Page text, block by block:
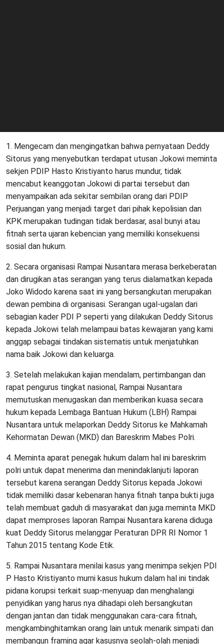
1. Mengecam dan mengingatkan bahwa pernyataan Deddy
Sitorus yang menyebutkan terdapat utusan Jokowi meminta
sekjen PDIP Hasto Kristiyanto harus mundur, tidak
mencabut keanggotan Jokowi di partai tersebut dan
menyampaikan ada sekitar sembilan orang dari PDIP
Perjuangan yang menjadi target dari pihak kepolisian dan
KPK merupakan tudingan tidak berdasar, asal bunyi atau
fitnah serta ujaran kebencian yang memiliki konsekuensi
sosial dan hukum.
2. Secara organisasi Rampai Nusantara merasa berkeberatan
dan dirugikan atas serangan yang terus dialamatkan kepada
Joko Widodo karena saat ini yang bersangkutan merupakan
dewan pembina di organisasi. Serangan ugal-ugalan dari
sebagian kader PDI P seperti yang dilakukan Deddy Sitorus
kepada Jokowi telah melampaui batas kewajaran yang kami
anggap sebagai tindakan sistematis untuk menjatuhkan
nama baik Jokowi dan keluarga.
3. Setelah melakukan kajian mendalam, pertimbangan dan
rapat pengurus tingkat nasional, Rampai Nusantara
memutuskan menugaskan dan memberikan kuasa secara
hukum kepada Lembaga Bantuan Hukum (LBH) Rampai
Nusantara untuk melaporkan Deddy Sitorus ke Mahkamah
Kehormatan Dewan (MKD) dan Bareskrim Mabes Polri.
4. Meminta aparat penegak hukum dalam hal ini bareskrim
polri untuk dapat menerima dan menindaklanjuti laporan
tersebut karena serangan Deddy Sitorus kepada Jokowi
tidak memiliki dasar kebenaran hanya fitnah tanpa bukti juga
telah membuat gaduh di masyarakat dan juga meminta MKD
dapat memproses laporan Rampai Nusantara karena diduga
kuat Deddy Sitorus melanggar Peraturan DPR RI Nomor 1
Tahun 2015 tentang Kode Etik.
5. Rampai Nusantara menilai kasus yang menimpa sekjen PDI
P Hasto Kristiyanto murni kasus hukum dalam hal ini tindak
pidana korupsi terkait suap-menyuap dan menghalangi
penyidikan yang harus nya dihadapi oleh bersangkutan
dengan jantan dan tidak menggunakan cara-cara fitnah,
mengkambinghitamkan orang lain untuk menarik simpati dan
membangun framing agar kasusnya seolah-olah menjadi